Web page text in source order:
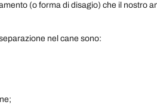
(o forma di disagio) che il nostro
nel cane sono: